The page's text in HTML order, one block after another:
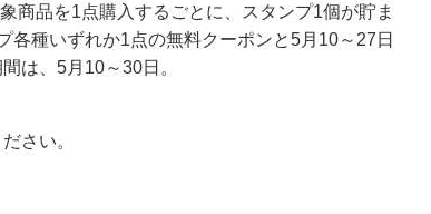
商品を1点購入するごとに、スタンプ1個が貯ま
各種いずれか1点の無料クーポンと5月10～27日
は、5月10～30日。
さい。